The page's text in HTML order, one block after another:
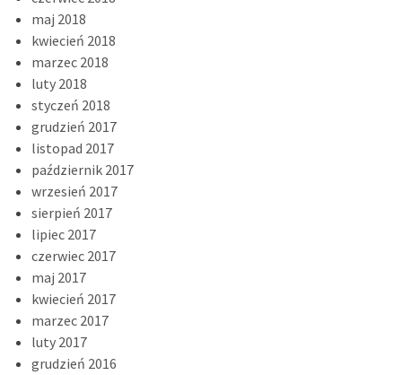
maj 2018
kwiecień 2018
marzec 2018
luty 2018
styczeń 2018
grudzień 2017
listopad 2017
październik 2017
wrzesień 2017
sierpień 2017
lipiec 2017
czerwiec 2017
maj 2017
kwiecień 2017
marzec 2017
luty 2017
grudzień 2016